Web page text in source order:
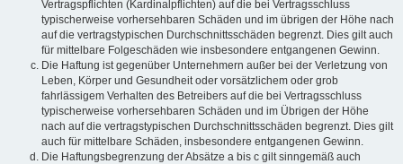
Vertragspflichten (Kardinalpflichten) auf die bei Vertragsschluss
typischerweise vorhersehbaren Schäden und im übrigen der Höhe nach
auf die vertragstypischen Durchschnittsschäden begrenzt. Dies gilt auch
für mittelbare Folgeschäden wie insbesondere entgangenen Gewinn.
Die Haftung ist gegenüber Unternehmern außer bei der Verletzung von
Leben, Körper und Gesundheit oder vorsätzlichem oder grob
fahrlässigem Verhalten des Betreibers auf die bei Vertragsschluss
typischerweise vorhersehbaren Schäden und im Übrigen der Höhe
nach auf die vertragstypischen Durchschnittsschäden begrenzt. Dies gilt
auch für mittelbare Schäden, insbesondere entgangenen Gewinn.
Die Haftungsbegrenzung der Absätze a bis c gilt sinngemäß auch